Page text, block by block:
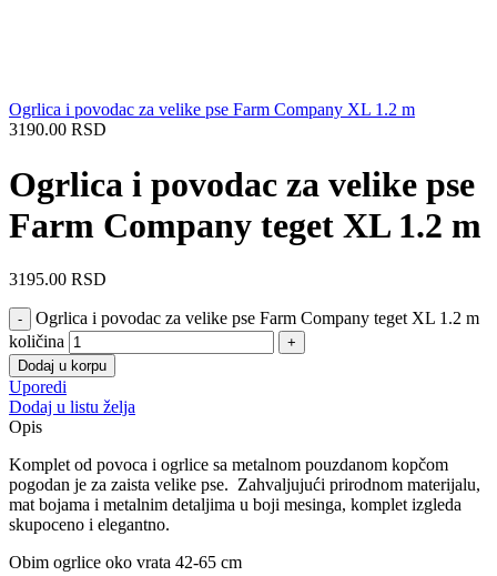
Ogrlica i povodac za velike pse Farm Company XL 1.2 m
3190.00 RSD
Ogrlica i povodac za velike pse
Farm Company teget XL 1.2 m
3195.00 RSD
Ogrlica i povodac za velike pse Farm Company teget XL 1.2 m
količina
Dodaj u korpu
Uporedi
Dodaj u listu želja
Opis
Komplet od povoca i ogrlice sa metalnom pouzdanom kopčom
pogodan je za zaista velike pse. Zahvaljujući prirodnom materijalu,
mat bojama i metalnim detaljima u boji mesinga, komplet izgleda
skupoceno i elegantno.
Obim ogrlice oko vrata 42-65 cm